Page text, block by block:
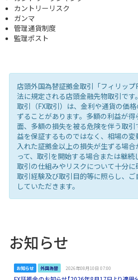
カントリーリスク
ガンマ
管理通貨制度
監理ポスト
店頭外国為替証拠金取引「フィリップ
法に規定される店頭金融先物取引で
取引（FX取引）は、金利や通貨の価
ずることがあります。多額の利益が得
面、多額の損失を被る危険を伴う取
益を保証するものではなく、相場の
入れた証拠金以上の損失が生ずる場
って、取引を開始する場合または継続
取引の仕組みやリスクについて十分に
取引経験及び取引目的等に照らし、
していただきます。
お知らせ
お知らせ 外国為替 2026年08月10日 07:00